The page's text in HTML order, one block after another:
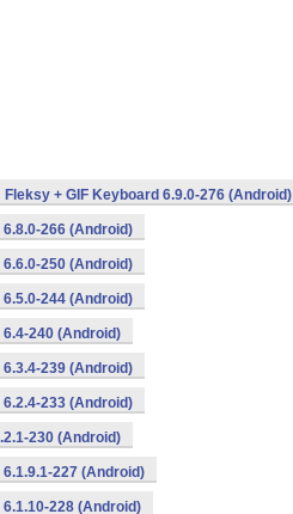
Fleksy + GIF Keyboard 6.9.0-276 (Android)
266 (Android)
250 (Android)
244 (Android)
240 (Android)
239 (Android)
233 (Android)
230 (Android)
227 (Android)
228 (Android)